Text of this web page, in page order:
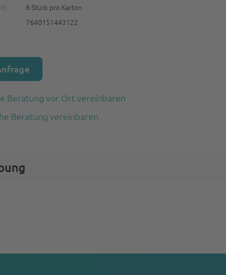
6 Stück pro Karton
7640151443122
Beratung vor Ort vereinbaren
Beratung vereinbaren